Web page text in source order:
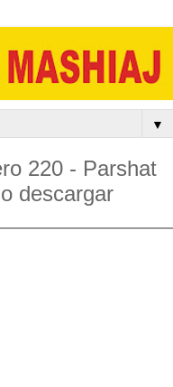
▼
220 - Parshat
descargar